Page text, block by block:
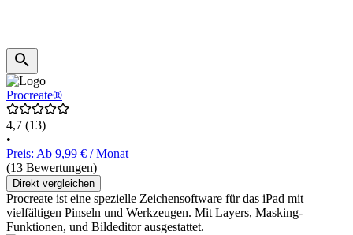
Procreate®
4,7 (13)
•
Preis: Ab 9,99 € / Monat
(13 Bewertungen)
Direkt vergleichen
Procreate ist eine spezielle Zeichensoftware für das iPad mit
vielfältigen Pinseln und Werkzeugen. Mit Layers, Masking-
Funktionen, und Bildeditor ausgestattet.